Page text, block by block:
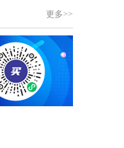
更多>>